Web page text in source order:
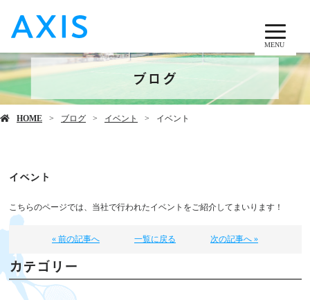
MENU
ブログ
HOME ブログ イベント イベント
イベント
こちらのページでは、当社で行われたイベントをご紹介してまいります！
« 前の記事へ 一覧に戻る 次の記事へ »
カテゴリー